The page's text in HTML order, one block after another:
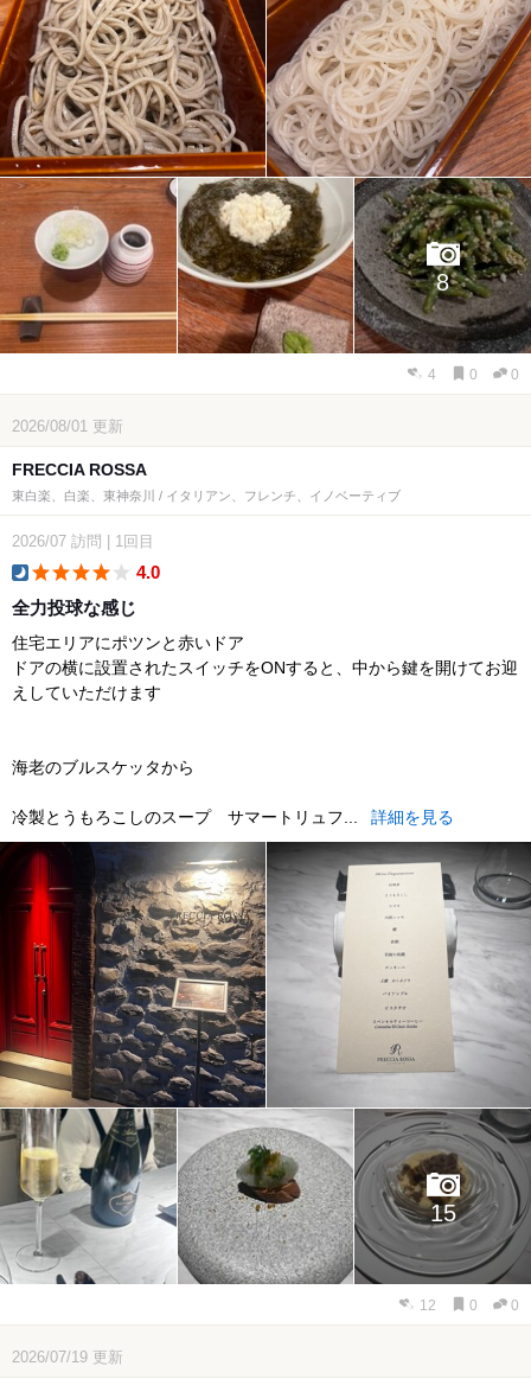
8
4 0 0
2026/08/01 更新
FRECCIA ROSSA
東白楽、白楽、東神奈川 / イタリアン、フレンチ、イノベーティブ
2026/07 訪問 1回目
4.0
全力投球な感じ
住宅エリアにポツンと赤いドア
ドアの横に設置されたスイッチをONすると、中から鍵を開けてお迎
えしていただけます
海老のブルスケッタから
冷製とうもろこしのスープ サマートリュフ... 詳細を見る
15
12 0 0
2026/07/19 更新